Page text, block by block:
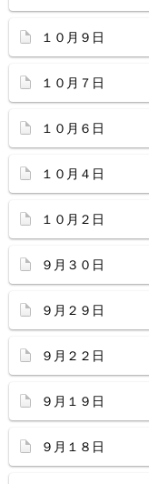
１０月９日
１０月７日
１０月６日
１０月４日
１０月２日
９月３０日
９月２９日
９月２２日
９月１９日
９月１８日